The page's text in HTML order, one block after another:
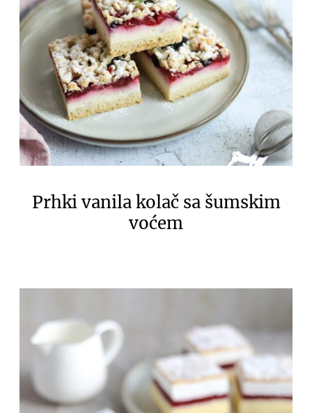
Prhki vanila kolač sa šumskim
voćem